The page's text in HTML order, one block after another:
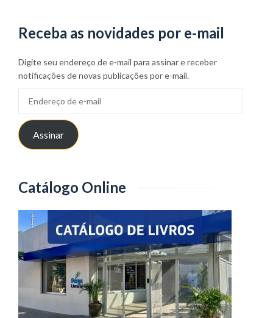
Receba as novidades por e-mail
Digite seu endereço de e-mail para assinar e receber
notificações de novas publicações por e-mail.
e-
mailAssinar
Catálogo Online